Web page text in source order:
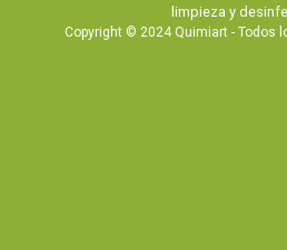
limpieza y
Copyright © 2024 Quimiart - Todos